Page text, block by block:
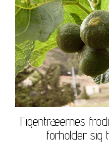
Figentræernes
forholder sig